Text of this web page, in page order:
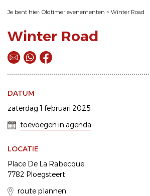
Je bent hier: Oldtimer evenementen > Winter Road
Winter Road
DATUM
zaterdag 1 februari 2025
toevoegen in agenda
LOCATIE
Place De La Rabecque
7782 Ploegsteert
route plannen